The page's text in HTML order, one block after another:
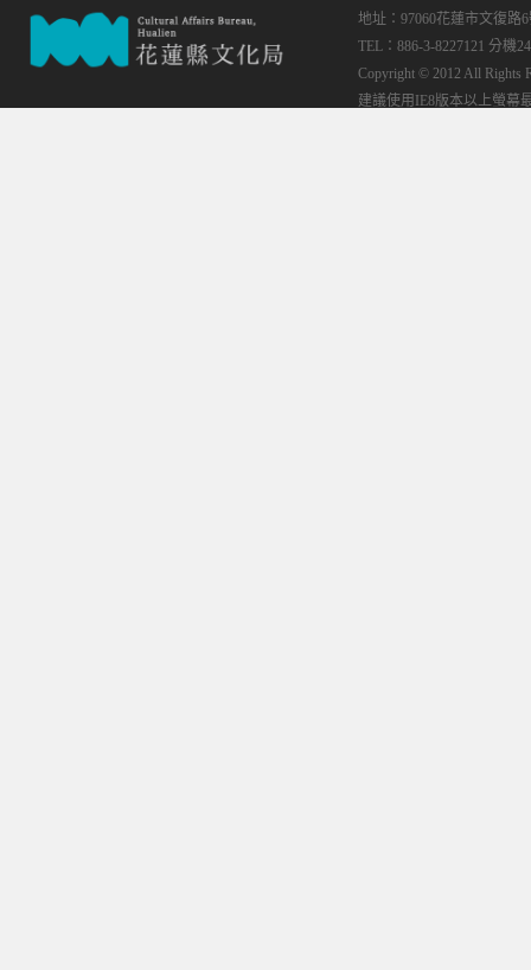
地址：97060花蓮市文復路
TEL：886-3-8227121 分機
Copyright © 2012 All Rights
建議使用IE8版本以上螢幕